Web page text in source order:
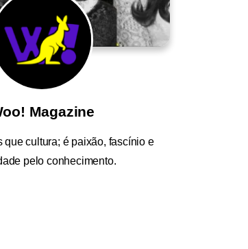
Magazine
que cultura; é paixão, fascínio e
pelo conhecimento.